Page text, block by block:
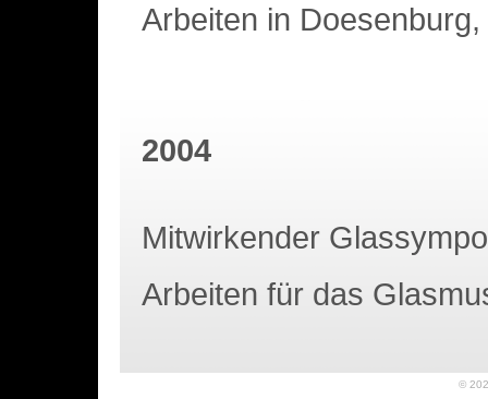
Arbeiten in
2004
Mitwirkender
Arbeiten für das
©